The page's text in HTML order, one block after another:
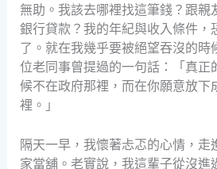
無助。我該去哪裡找這筆錢？跟親
銀行貸款？我的年紀與收入條件，
了。就在我幾乎要被絕望吞沒的時
位老同事曾提過的一句話：「真正
候不在政府那裡，而在你願意放下
裡。」
隔天一早，我懷著忐忑的心情，走
家當舖。老實說，我這輩子從沒進